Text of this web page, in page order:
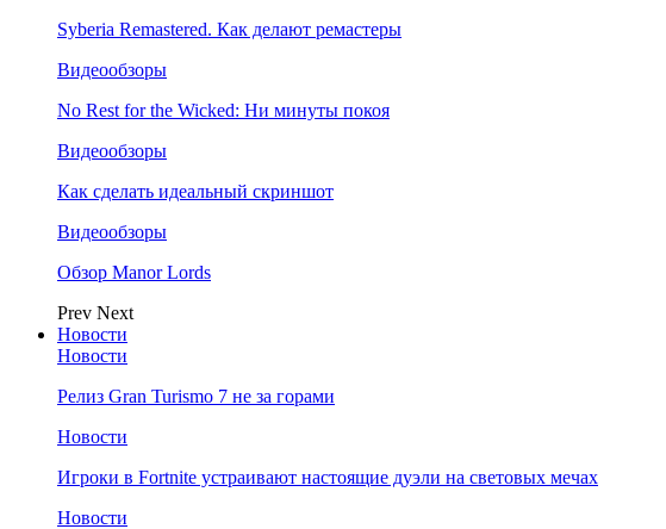
Syberia Remastered. Как делают ремастеры
Видеообзоры
No Rest for the Wicked: Ни минуты покоя
Видеообзоры
Как сделать идеальный скриншот
Видеообзоры
Обзор Manor Lords
Prev Next
Новости
Новости
Релиз Gran Turismo 7 не за горами
Новости
Игроки в Fortnite устраивают настоящие дуэли на световых мечах
Новости